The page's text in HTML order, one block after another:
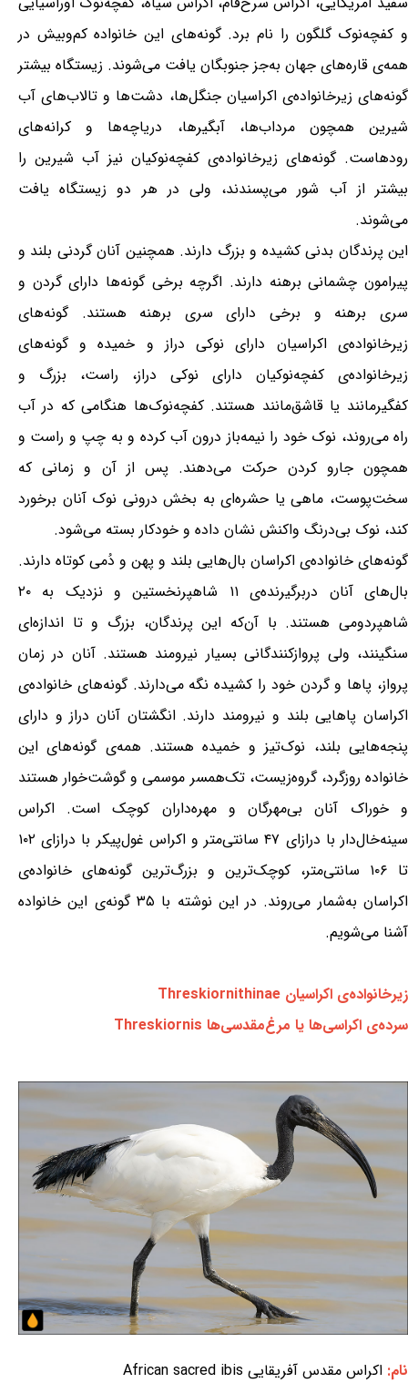
و کفچه‌نوک گلگون را نام برد. گونه‌های این خانواده کم‌وبیش در
همه‌ی قاره‌های جهان به‌جز جنوبگان یافت می‌شوند. زیستگاه بیشتر
گونه‌های زیرخانواده‌ی اکراسیان جنگل‌ها، دشت‌ها و تالاب‌های آب
شیرین همچون مرداب‌ها، آبگیرها، دریاچه‌ها و کرانه‌های
رودهاست. گونه‌های زیرخانواده‌ی کفچه‌نوکیان نیز آب شیرین را
بیشتر از آب شور می‌پسندند، ولی در هر دو زیستگاه یافت
می‌شوند.
این پرندگان بدنی کشیده و بزرگ دارند. همچنین آنان گردنی بلند و
پیرامون چشمانی برهنه دارند. اگرچه برخی گونه‌ها دارای گردن و
سری برهنه و برخی دارای سری برهنه هستند. گونه‌های
زیرخانواده‌ی اکراسیان دارای نوکی دراز و خمیده و گونه‌های
زیرخانواده‌ی کفچه‌نوکیان دارای نوکی دراز، راست، بزرگ و
کفگیرمانند یا قاشق‌مانند هستند. کفچه‌نوک‌ها هنگامی که در آب
راه می‌روند، نوک خود را نیمه‌باز درون آب کرده و به چپ و راست و
همچون جارو کردن حرکت می‌دهند. پس از آن و زمانی که
سخت‌پوست، ماهی یا حشره‌ای به بخش درونی نوک آنان برخورد
کند، نوک بی‌درنگ واکنش نشان داده و خودکار بسته می‌شود.
گونه‌های خانواده‌ی اکراسان بال‌هایی بلند و پهن و دُمی کوتاه دارند.
بال‌های آنان دربرگیرنده‌ی ۱۱ شاهپرنخستین و نزدیک به ۲۰
شاهپردومی هستند. با آن‌که این پرندگان، بزرگ و تا اندازه‌ای
سنگینند، ولی پروازکنندگانی بسیار نیرومند هستند. آنان در زمان
پرواز، پاها و گردن خود را کشیده نگه می‌دارند. گونه‌های خانواده‌ی
اکراسان پاهایی بلند و نیرومند دارند. انگشتان آنان دراز و دارای
پنجه‌هایی بلند، نوک‌تیز و خمیده هستند. همه‌ی گونه‌های این
خانواده روزگرد، گروه‌زیست، تک‌همسر موسمی و گوشت‌خوار هستند
و خوراک آنان بی‌مهرگان و مهره‌داران کوچک است. اکراس
سینه‌خال‌دار با درازای ۴۷ سانتی‌متر و اکراس غول‌پیکر با درازای ۱۰۲
تا ۱۰۶ سانتی‌متر، کوچک‌ترین و بزرگ‌ترین گونه‌های خانواده‌ی
اکراسان به‌شمار می‌روند. در این نوشته با ۳۵ گونه‌ی این خانواده
آشنا می‌شویم.
زیرخانواده‌ی اکراسیان Threskiornithinae
سرده‌ی اکراسی‌ها یا مرغ‌مقدسی‌ها Threskiornis
نام: اکراس مقدس آفریقایی African sacred ibis